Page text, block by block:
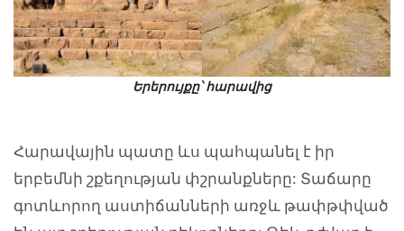
Երերույքը՝ հարավից
Հարավային պատը ևս պահպանել է իր
երբեմնի շքեղության փշրանքները: Տաճարը
գոտևորող աստիճանների առջև թափթփված